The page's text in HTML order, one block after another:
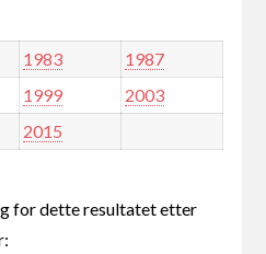
1983
1987
1999
2003
2015
for dette resultatet etter